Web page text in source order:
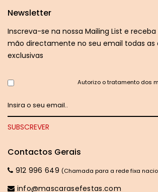
Newsletter
Inscreva-se na nossa Mailing List e
mão directamente no seu email todas as
exclusivas
Autorizo o tratamento dos
Contactos Gerais
912 996 649 (Chamada para a rede fixa
info@mascarasefestas.com